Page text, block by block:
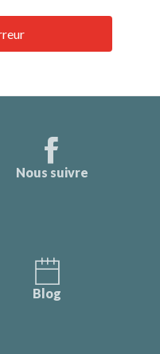
Nous suivre
Blog